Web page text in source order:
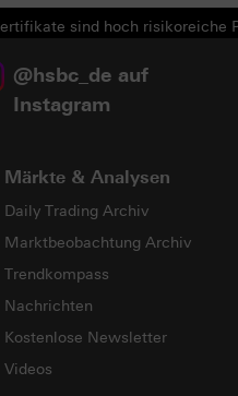
sind hoch
@hsbc_de auf
Instagram
Märkte & Analysen
Daily Trading Archiv
Marktbeobachtung Archiv
Trendkompass
Nachrichten
Kostenlose Newsletter
Videos